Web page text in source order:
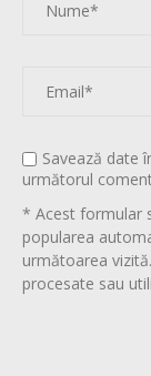
Savează date
următorul
* Acest formular
popularea
următoarea
procesate sau